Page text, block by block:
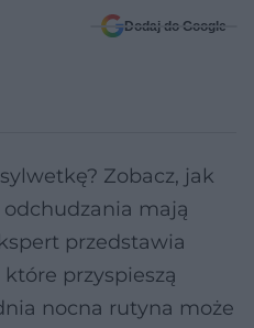
Dodaj do Google
Zobacz, jak
odchudzania mają
przedstawia
przyspieszą
nocna rutyna może